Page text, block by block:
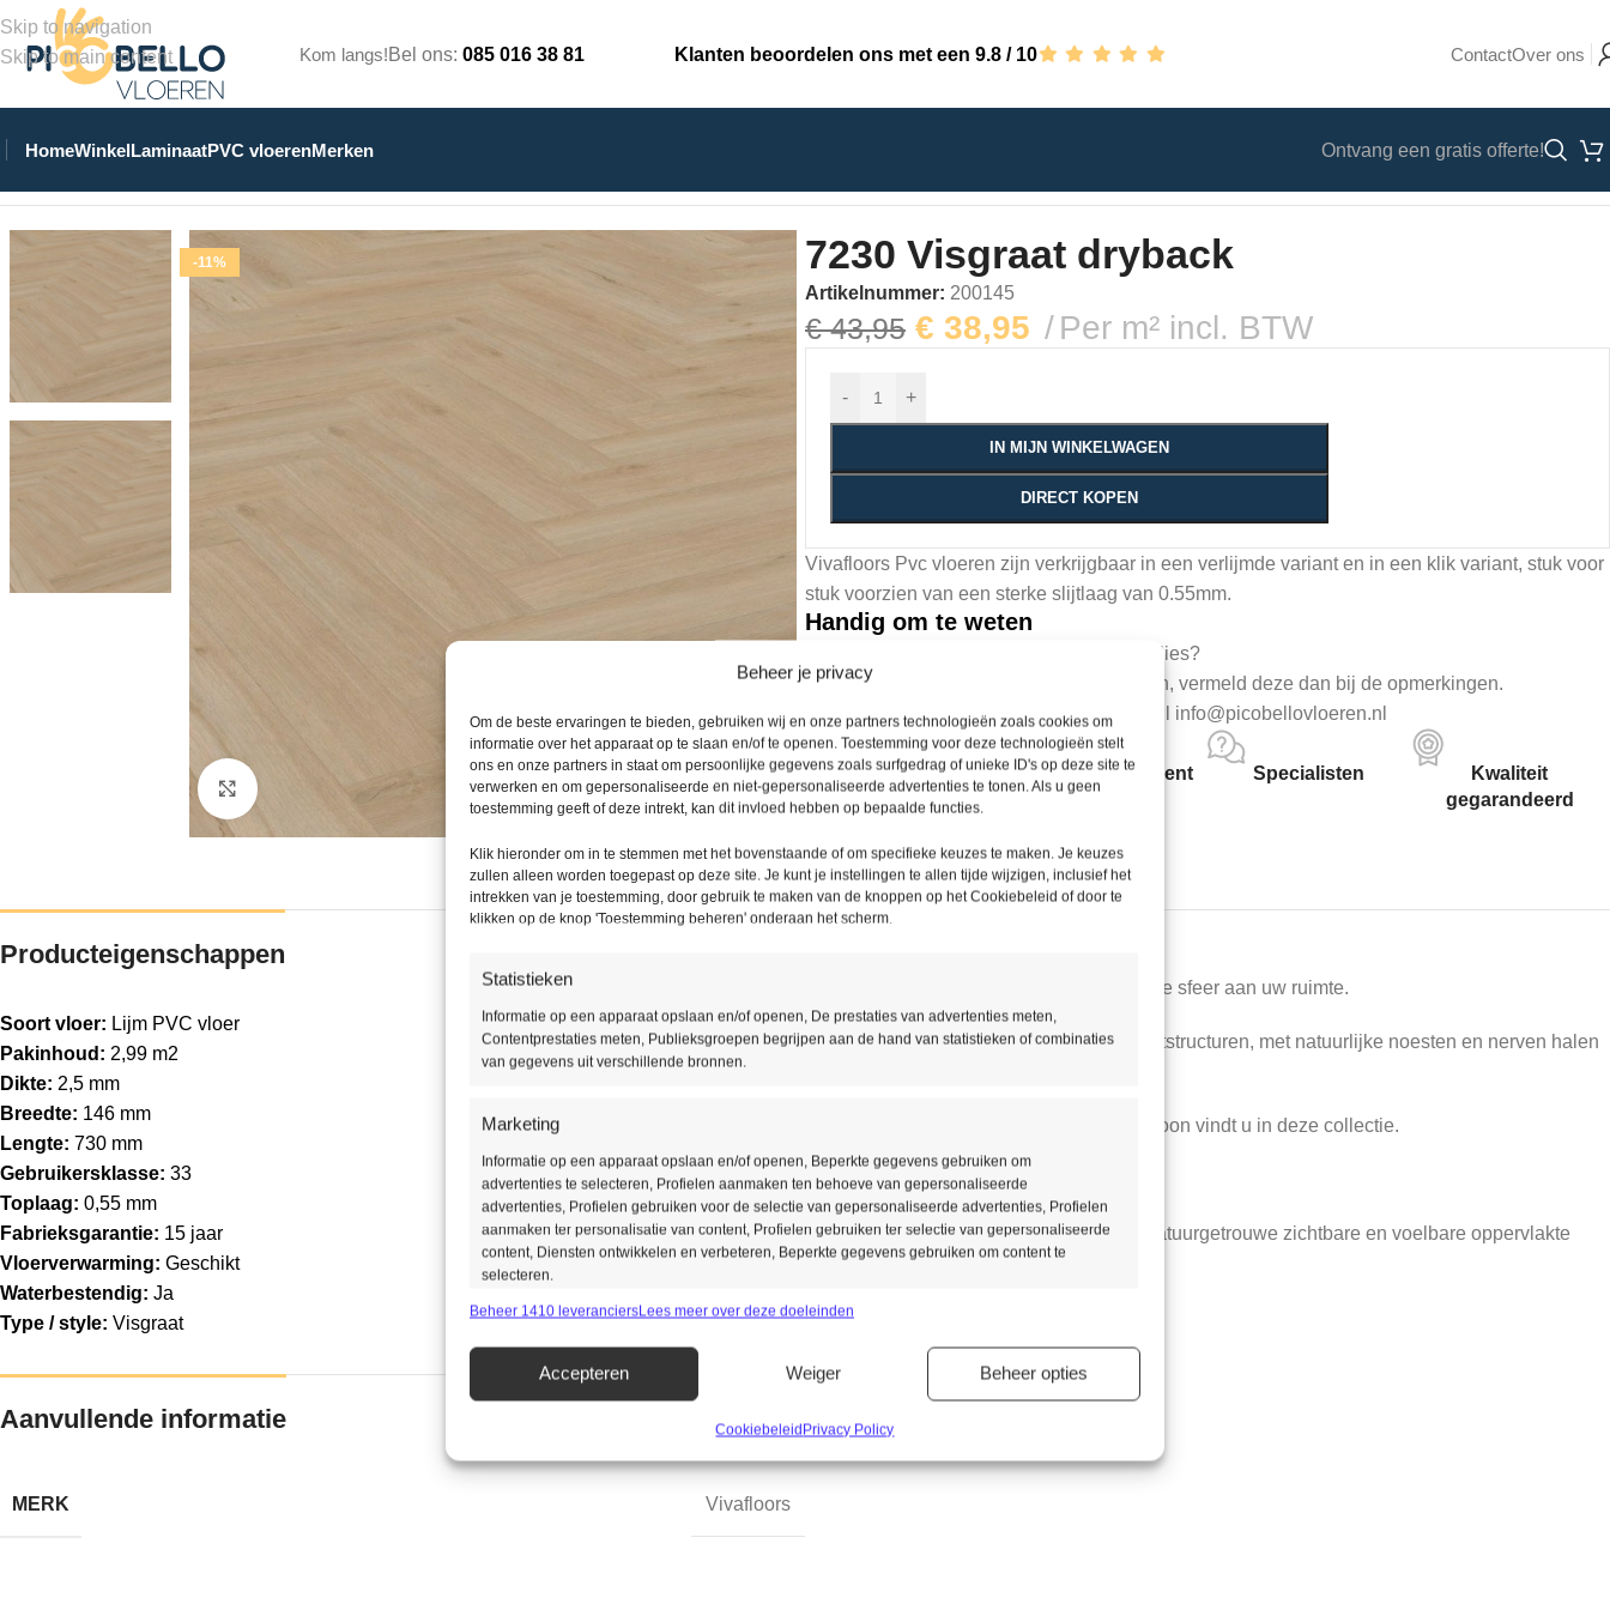
Beheer je privacy
Om de beste ervaringen te bieden, gebruiken wij en onze partners technologieën zoals cookies om
informatie over het apparaat op te slaan en/of te openen. Toestemming voor deze technologieën stelt
ons en onze partners in staat om persoonlijke gegevens zoals surfgedrag of unieke ID's op deze site te
verwerken en om gepersonaliseerde en niet-gepersonaliseerde advertenties te tonen. Als u geen
toestemming geeft of deze intrekt, kan dit invloed hebben op bepaalde functies.
Klik hieronder om in te stemmen met het bovenstaande of om specifieke keuzes te maken. Je keuzes
zullen alleen worden toegepast op deze site. Je kunt je instellingen te allen tijde wijzigen, inclusief het
intrekken van je toestemming, door gebruik te maken van de knoppen op het Cookiebeleid of door te
klikken op de knop 'Toestemming beheren' onderaan het scherm.
Statistieken
Informatie op een apparaat opslaan en/of openen, De prestaties van advertenties meten,
Contentprestaties meten, Publieksgroepen begrijpen aan de hand van statistieken of combinaties
van gegevens uit verschillende bronnen.
Marketing
Informatie op een apparaat opslaan en/of openen, Beperkte gegevens gebruiken om
advertenties te selecteren, Profielen aanmaken ten behoeve van gepersonaliseerde
advertenties, Profielen gebruiken voor de selectie van gepersonaliseerde advertenties, Profielen
aanmaken ter personalisatie van content, Profielen gebruiken ter selectie van gepersonaliseerde
content, Diensten ontwikkelen en verbeteren, Beperkte gegevens gebruiken om content te
selecteren.
Gegevens uit andere gegevensbronnen met elkaar matchen en combineren,
Verschillende apparaten linken, Apparaten identificeren op basis van automatisch
opsporen, Advertenties en content leveren en tonen, Privacykeuzes
Beheer 1410 leveranciersLees meer over deze doeleinden
Accepteren Weiger Beheer opties
CookiebeleidPrivacy Policy
Skip to navigation
Skip to main content
Kom langs!Bel ons: 085 016 38 81 Klanten beoordelen ons met een 9.8 / 10 ContactOver ons
HomeWinkelLaminaatPVC vloerenMerken
Ontvang een gratis offerte!
-11%
Klik om te vergroten
7230 Visgraat dryback
Artikelnummer: 200145
€43,95 € 38,95 Per m² incl. BTW
- +
IN MIJN WINKELWAGEN
DIRECT KOPEN
Vivafloors Pvc vloeren zijn verkrijgbaar in een verlijmde variant en in een klik variant, stuk voor
stuk voorzien van een sterke slijtlaag van 0.55mm.
Handig om te weten
Houdt u rekening met 5 tot 10% snijverlies?
Mocht u nog specifieke wensen hebben, vermeld deze dan bij de opmerkingen.
Bel voor vragen 085 – 016 38 81 of mail info@picobellovloeren.nl
Levering binnen
48 uur
Ruime assortiment Specialisten
Kwaliteit
gegarandeerd
Producteigenschappen
Soort vloer: Lijm PVC vloer
Pakinhoud: 2,99 m2
Dikte: 2,5 mm
Breedte: 146 mm
Lengte: 730 mm
Gebruikersklasse: 33
Toplaag: 0,55 mm
Fabrieksgarantie: 15 jaar
Vloerverwarming: Geschikt
Waterbestendig: Ja
Type / style: Visgraat
Aanvullende informatie
MERK Vivafloors
De Vivafloors collectie geeft een natuurlijke sfeer aan uw ruimte.
De matte afwerking en de realistische houtstructuren, met natuurlijke noesten en nerven halen
Zowel een recht plank als het visgraatpatroon vindt u in deze collectie.
Liever een tegelmotief?
Ook deze vindt u bij Vivafloors; met een natuurgetrouwe zichtbare en voelbare oppervlakte
structuur.